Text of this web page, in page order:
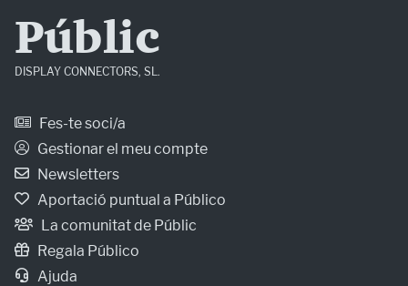
Públic
DISPLAY CONNECTORS, SL.
Fes-te soci/a
Gestionar el meu compte
Newsletters
Aportació puntual a Público
La comunitat de Públic
Regala Público
Ajuda